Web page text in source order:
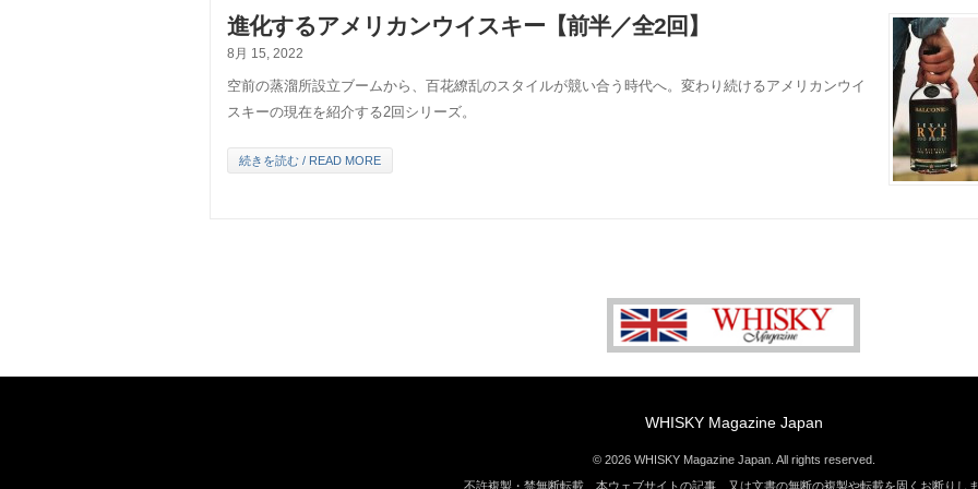
進化するアメリカンウイスキー【前半／全2回】
8月 15, 2022
空前の蒸溜所設立ブームから、百花繚乱のスタイルが競い合う時代へ。変わり続けるアメリカンウイ
スキーの現在を紹介する2回シリーズ。
続きを読む / READ MORE
WHISKY Magazine Japan
© 2026 WHISKY Magazine Japan. All rights reserved.
不許複製・禁無断転載 本ウェブサイトの記事、又は文書の無断の複製や転載を固くお断りし